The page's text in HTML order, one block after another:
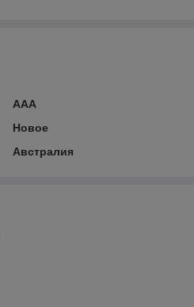
ААА
Новое
Австралия